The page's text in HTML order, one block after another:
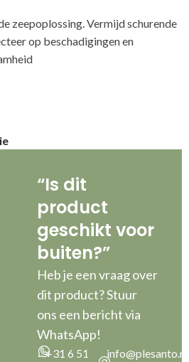
zeepoplossing. Vermijd schurende
op beschadigingen en
“Is dit
product
geschikt voor
buiten?”
Heb je een vraag over
dit product? Stuur
ons een bericht via
WhatsApp!
+31 6 51 info@plesanto.nl